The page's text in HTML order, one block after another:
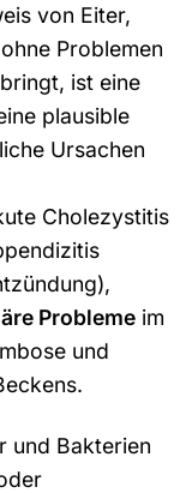
von Eiter,
Problemen
ist eine
plausible
Ursachen
Cholezystitis
Probleme im
und
und Bakterien